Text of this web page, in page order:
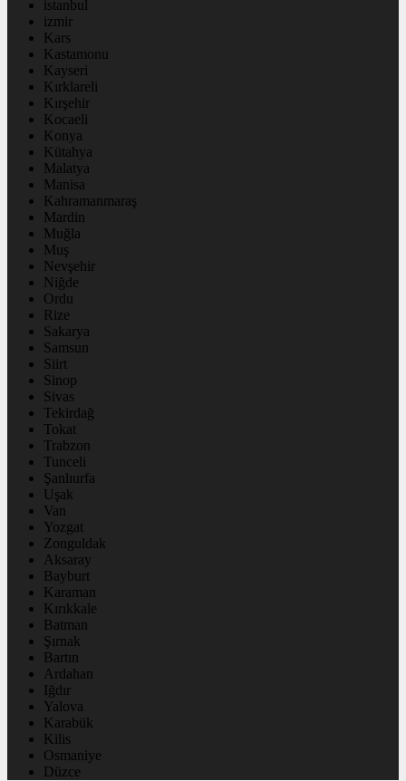
istanbul
izmir
Kars
Kastamonu
Kayseri
Kırklareli
Kırşehir
Kocaeli
Konya
Kütahya
Malatya
Manisa
Kahramanmaraş
Mardin
Muğla
Muş
Nevşehir
Niğde
Ordu
Rize
Sakarya
Samsun
Siirt
Sinop
Sivas
Tekirdağ
Tokat
Trabzon
Tunceli
Şanlıurfa
Uşak
Van
Yozgat
Zonguldak
Aksaray
Bayburt
Karaman
Kırıkkale
Batman
Şırnak
Bartın
Ardahan
Iğdır
Yalova
Karabük
Kilis
Osmaniye
Düzce